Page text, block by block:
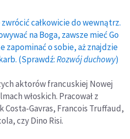
całkowicie do wewnątrz.
na Boga, zawsze mieć Go
zapominać o sobie, aż znajdzie
(Sprawdź:Rozwój duchowy)
aktorów francuskiej Nowej
włoskich. Pracował z
Costa-Gavras, Francois Truffaud,
czy Dino Risi.